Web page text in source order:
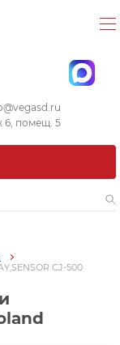
6, помещ. 5
CJ-500